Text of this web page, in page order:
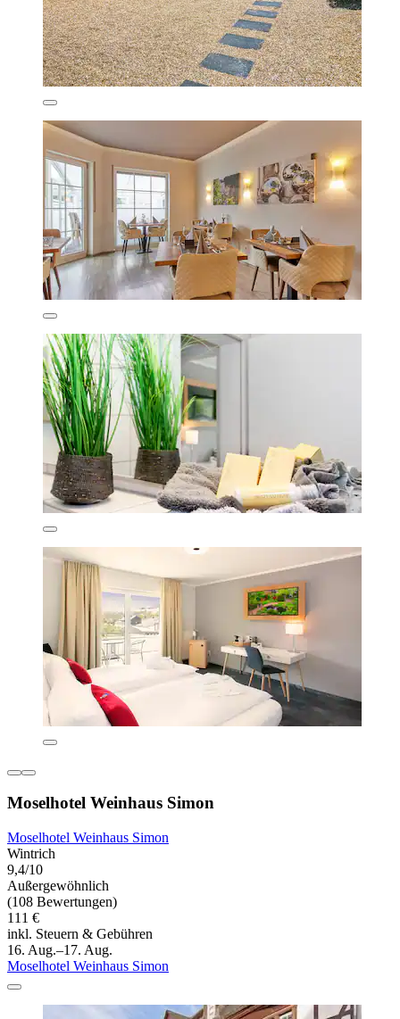
Moselhotel Weinhaus Simon
Moselhotel Weinhaus Simon
Wintrich
9,4/10
Außergewöhnlich
(108 Bewertungen)
111 €
inkl. Steuern & Gebühren
16. Aug.–17. Aug.
Moselhotel Weinhaus Simon